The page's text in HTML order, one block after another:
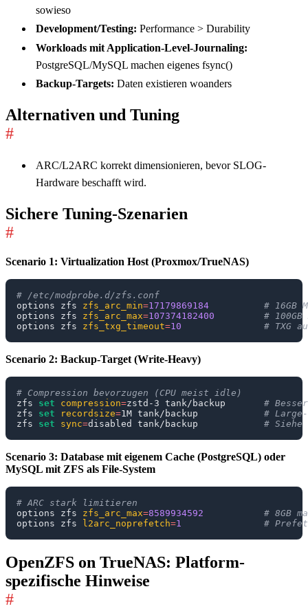
sowieso
Development/Testing: Performance > Durability
Workloads mit Application-Level-Journaling:
PostgreSQL/MySQL machen eigenes fsync()
Backup-Targets: Daten existieren woanders
Alternativen und Tuning
#
ARC/L2ARC korrekt dimensionieren, bevor SLOG-
Hardware beschafft wird.
Sichere Tuning-Szenarien
#
Scenario 1: Virtualization Host (Proxmox/TrueNAS)
# /etc/modprobe.d/zfs.conf
options zfs zfs_arc_min=17179869184
# 16GB
options zfs zfs_arc_max=107374182400
# 100GB
options zfs zfs_txg_timeout=10 # TXG
Scenario 2: Backup-Target (Write-Heavy)
# Compression bevorzugen (CPU meist idle)
zfs set compression=zstd-3 tank/backup #
zfs set recordsize=1M tank/backup #
zfs set sync=disabled tank/backup # Siehe
Scenario 3: Database mit eigenem Cache (PostgreSQL) oder
MySQL mit ZFS als File-System
# ARC stark limitieren
options zfs zfs_arc_max=8589934592
# 8GB
options zfs
l2arc_noprefetch=1 #
OpenZFS on TrueNAS: Platform-
spezifische Hinweise
#